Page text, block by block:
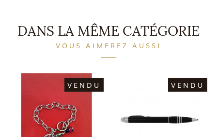
DANS LA MÊME CATÉGORIE
VOUS AIMEREZ AUSSI
VENDU VENDU